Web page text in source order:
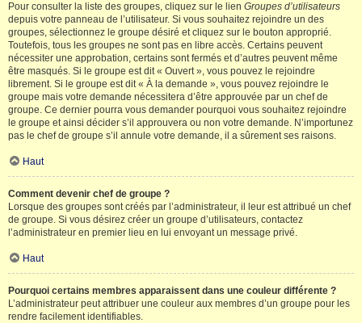
Pour consulter la liste des groupes, cliquez sur le lien Groupes d’utilisateurs
depuis votre panneau de l’utilisateur. Si vous souhaitez rejoindre un des
groupes, sélectionnez le groupe désiré et cliquez sur le bouton approprié.
Toutefois, tous les groupes ne sont pas en libre accès. Certains peuvent
nécessiter une approbation, certains sont fermés et d’autres peuvent même
être masqués. Si le groupe est dit « Ouvert », vous pouvez le rejoindre
librement. Si le groupe est dit « À la demande », vous pouvez rejoindre le
groupe mais votre demande nécessitera d’être approuvée par un chef de
groupe. Ce dernier pourra vous demander pourquoi vous souhaitez rejoindre
le groupe et ainsi décider s’il approuvera ou non votre demande. N’importunez
pas le chef de groupe s’il annule votre demande, il a sûrement ses raisons.
Haut
Comment devenir chef de groupe ?
Lorsque des groupes sont créés par l’administrateur, il leur est attribué un chef
de groupe. Si vous désirez créer un groupe d’utilisateurs, contactez
l’administrateur en premier lieu en lui envoyant un message privé.
Haut
Pourquoi certains membres apparaissent dans une couleur différente ?
L’administrateur peut attribuer une couleur aux membres d’un groupe pour les
rendre facilement identifiables.